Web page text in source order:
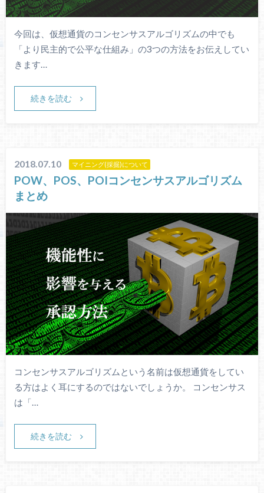
今回は、仮想通貨のコンセンサスアルゴリズムの中でも
「より民主的で公平な仕組み」の3つの方法をお伝えしてい
きます…
続きを読む
2018.07.10 マイニング(採掘)について
POW、POS、POIコンセンサスアルゴリズム
まとめ
コンセンサスアルゴリズムという名前は仮想通貨をしてい
る方はよく耳にするのではないでしょうか。 コンセンサス
は「…
続きを読む